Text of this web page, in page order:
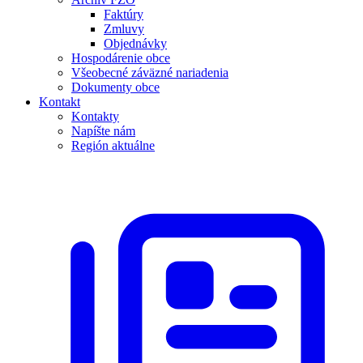
Faktúry
Zmluvy
Objednávky
Hospodárenie obce
Všeobecné záväzné nariadenia
Dokumenty obce
Kontakt
Kontakty
Napíšte nám
Región aktuálne